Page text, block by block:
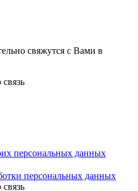
свяжутся с Вами в
персональных данных
персональных данных